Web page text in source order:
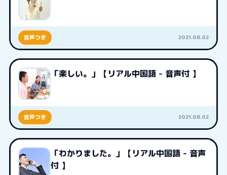
音声つき 2021.08.02
「楽しい。」【リアル中国語 - 音声付 】
音声つき 2021.08.02
「わかりました。」【リアル中国語 - 音声
付 】